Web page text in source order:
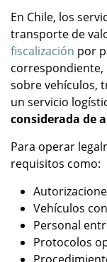
En Chile, los
transporte de
fiscalización por
correspondiente,
sobre vehículos,
un servicio
considerada de
Para operar
requisitos como:
Vehículos
Personal
Protocolos